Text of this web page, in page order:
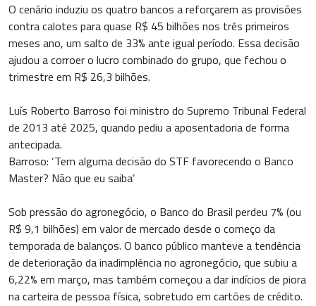
O cenário induziu os quatro bancos a reforçarem as provisões
contra calotes para quase R$ 45 bilhões nos três primeiros
meses ano, um salto de 33% ante igual período. Essa decisão
ajudou a corroer o lucro combinado do grupo, que fechou o
trimestre em R$ 26,3 bilhões.
Luís Roberto Barroso foi ministro do Supremo Tribunal Federal
de 2013 até 2025, quando pediu a aposentadoria de forma
antecipada.
Barroso: ‘Tem alguma decisão do STF favorecendo o Banco
Master? Não que eu saiba’
Sob pressão do agronegócio, o Banco do Brasil perdeu 7% (ou
R$ 9,1 bilhões) em valor de mercado desde o começo da
temporada de balanços. O banco público manteve a tendência
de deterioração da inadimplência no agronegócio, que subiu a
6,22% em março, mas também começou a dar indícios de piora
na carteira de pessoa física, sobretudo em cartões de crédito.